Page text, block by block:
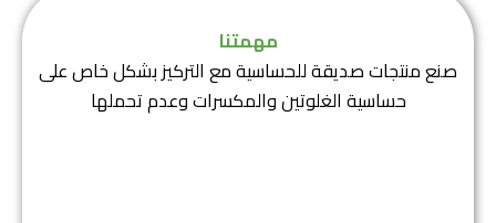
مهمتنا
صنع منتجات صديقة للحساسية مع التركيز بشكل خاص على
حساسية الغلوتين والمكسرات وعدم تحملها